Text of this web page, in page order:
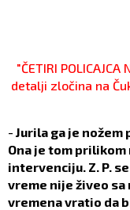
"ČETIRI POLICAJCA
detalji zločina na
- Jurila ga je nožem
Ona je tom
intervenciju. Z. P.
vreme nije živeo
vremena vratio da